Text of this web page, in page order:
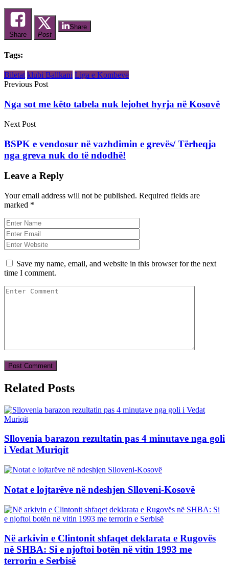
Share Post
Share
Tags:
Biletat klubi Ballkani Liga e Kombeve
Previous Post
Nga sot me këto tabela nuk lejohet hyrja në Kosovë
Next Post
BSPK e vendosur në vazhdimin e grevës/ Tërheqja
nga greva nuk do të ndodhë!
Leave a Reply
Your email address will not be published. Required fields are
marked *
Save my name, email, and website in this browser for the next
time I comment.
Related Posts
Sllovenia barazon rezultatin pas 4 minutave nga goli
i Vedat Muriqit
Notat e lojtarëve në ndeshjen Slloveni-Kosovë
Në arkivin e Clintonit shfaqet deklarata e Rugovës
në SHBA: Si e njoftoi botën në vitin 1993 me
terrorin e Serbisë